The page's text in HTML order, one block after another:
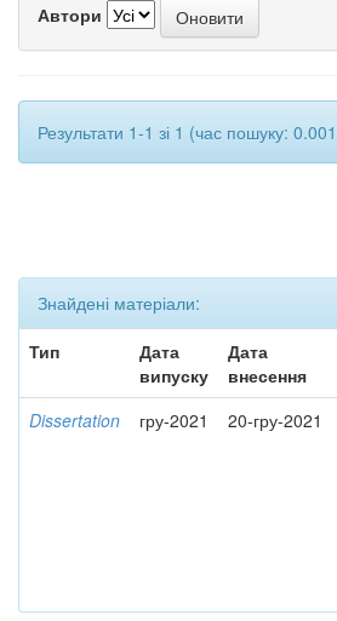
Автори
Результати 1-1 зі 1 (час пошуку:
Знайдені матеріали:
Тип
Дата
випуску
Дата
внесення
Dissertation гру-2021 20-гру-2021